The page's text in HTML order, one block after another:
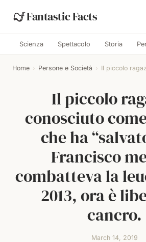
Fantastic Facts
Scienza Spettacolo Storia
Home › Persone e Società › Il piccolo
Il piccolo
conosciuto
che ha
Francisco
combatteva la
2013, ora è
cancro.
March 14, 2019